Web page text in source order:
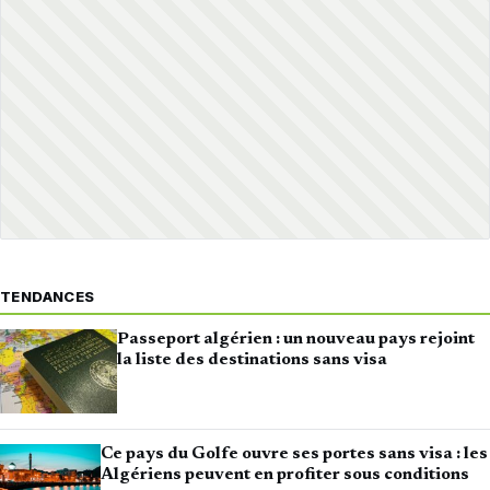
TENDANCES
Passeport algérien : un nouveau pays rejoint
la liste des destinations sans visa
Ce pays du Golfe ouvre ses portes sans visa : les
Algériens peuvent en profiter sous conditions